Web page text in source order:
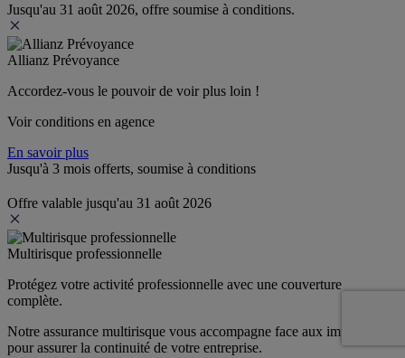
Jusqu'au 31 août 2026, offre soumise à conditions.
Allianz Prévoyance
Accordez-vous le pouvoir de voir plus loin !
Voir conditions en agence
En savoir plus
Jusqu'à 3 mois offerts, soumise à conditions
Offre valable jusqu'au 31 août 2026
Multirisque professionnelle
Protégez votre activité professionnelle avec une couverture
complète.
Notre assurance multirisque vous accompagne face aux imprévus
pour assurer la continuité de votre entreprise.